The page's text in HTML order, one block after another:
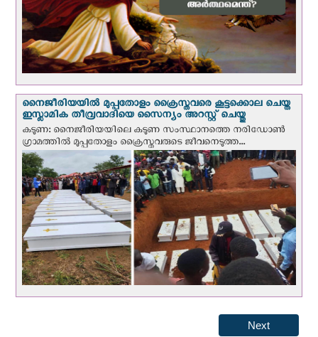
നൈജീരിയയില്‍ മുപ്പതോളം ക്രൈസ്തവരെ കൂട്ടക്കൊല ചെയ്ത
ഇസ്ലാമിക തീവ്രവാദിയെ സൈന്യം അറസ്റ്റ് ചെയ്തു
കടുണ: നൈജീരിയയിലെ കടുണ സംസ്ഥാനത്തെ നരിഡോൺ
ഗ്രാമത്തിൽ മുപ്പതോളം ക്രൈസ്തവരുടെ ജീവനെടുത്ത...
Next